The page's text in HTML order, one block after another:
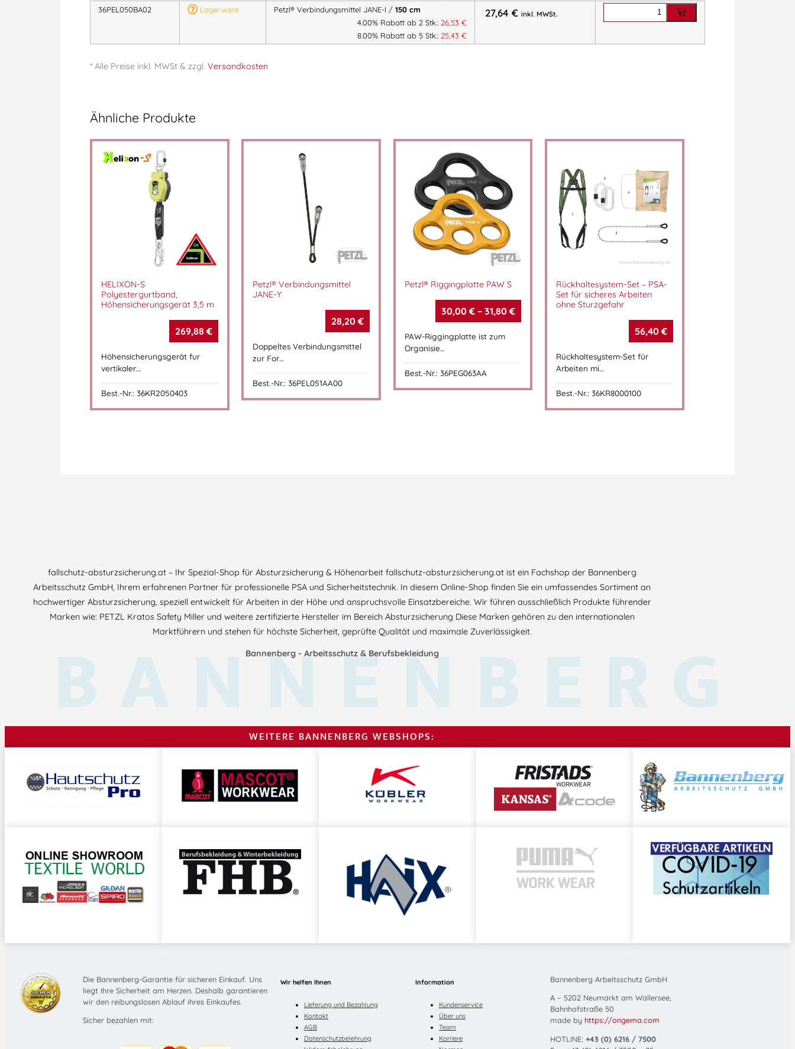
36PEL050BA02 Lagerware Petzl® Verbindungsmittel JANE-I / 150 cm
4.00% Rabatt ab 2 Stk.:26,53€
8.00% Rabatt ab 5 Stk.:25,43€
27,64 € inkl. MWSt.
* Alle Preise inkl. MWSt & zzgl. Versandkosten
Ähnliche Produkte
HELIXON-S
Polyestergurtband,
Höhensicherungsgerät 3,5 m
269,88 €
Höhensicherungsgerät fur
vertikaler…
Best.-Nr.: 36KR2050403
Petzl® Verbindungsmittel
JANE-Y
28,20 €
Doppeltes Verbindungsmittel
zur For…
Best.-Nr.: 36PEL051AA00
Petzl® Riggingplatte PAW S
30,00€ –31,80€
PAW-Riggingplatte ist zum
Organisie…
Best.-Nr.: 36PEG063AA
Rückhaltesystem-Set – PSA-
Set für sicheres Arbeiten
ohne Sturzgefahr
56,40 €
Rückhaltesystem-Set für
Arbeiten mi…
Best.-Nr.: 36KR8000100
fallschutz-absturzsicherung.at – Ihr Spezial-Shop für Absturzsicherung & Höhenarbeit fallschutz-absturzsicherung.at ist ein Fachshop der Bannenberg
Arbeitsschutz GmbH, Ihrem erfahrenen Partner für professionelle PSA und Sicherheitstechnik. In diesem Online-Shop finden Sie ein umfassendes Sortiment an
hochwertiger Absturzsicherung, speziell entwickelt für Arbeiten in der Höhe und anspruchsvolle Einsatzbereiche. Wir führen ausschließlich Produkte führender
Marken wie: PETZL Kratos Safety Miller und weitere zertifizierte Hersteller im Bereich Absturzsicherung Diese Marken gehören zu den internationalen
Marktführern und stehen für höchste Sicherheit, geprüfte Qualität und maximale Zuverlässigkeit.
Bannenberg - Arbeitsschutz & Berufsbekleidung
BANNENBERG
WEITERE BANNENBERG WEBSHOPS:
Die Bannenberg-Garantie für sicheren Einkauf. Uns
liegt Ihre Sicherheit am Herzen. Deshalb garantieren
wir den reibungslosen Ablauf ihres Einkaufes.
Sicher bezahlen mit:
Wir helfen Ihnen
Lieferung und Bezahlung
Kontakt
AGB
Datenschutzbelehrung
Information
Kundenservice
Über uns
Team
Karriere
Bannenberg Arbeitsschutz GmbH
A – 5202 Neumarkt am Wallersee,
Bahnhofstraße 50
made by https://ongema.com
HOTLINE: +43 (0) 6216 / 7500